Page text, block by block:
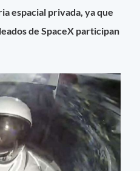
espacial privada, ya que
de SpaceX participan